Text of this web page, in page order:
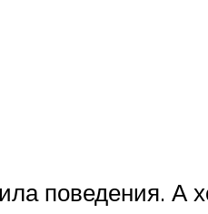
поведения. А